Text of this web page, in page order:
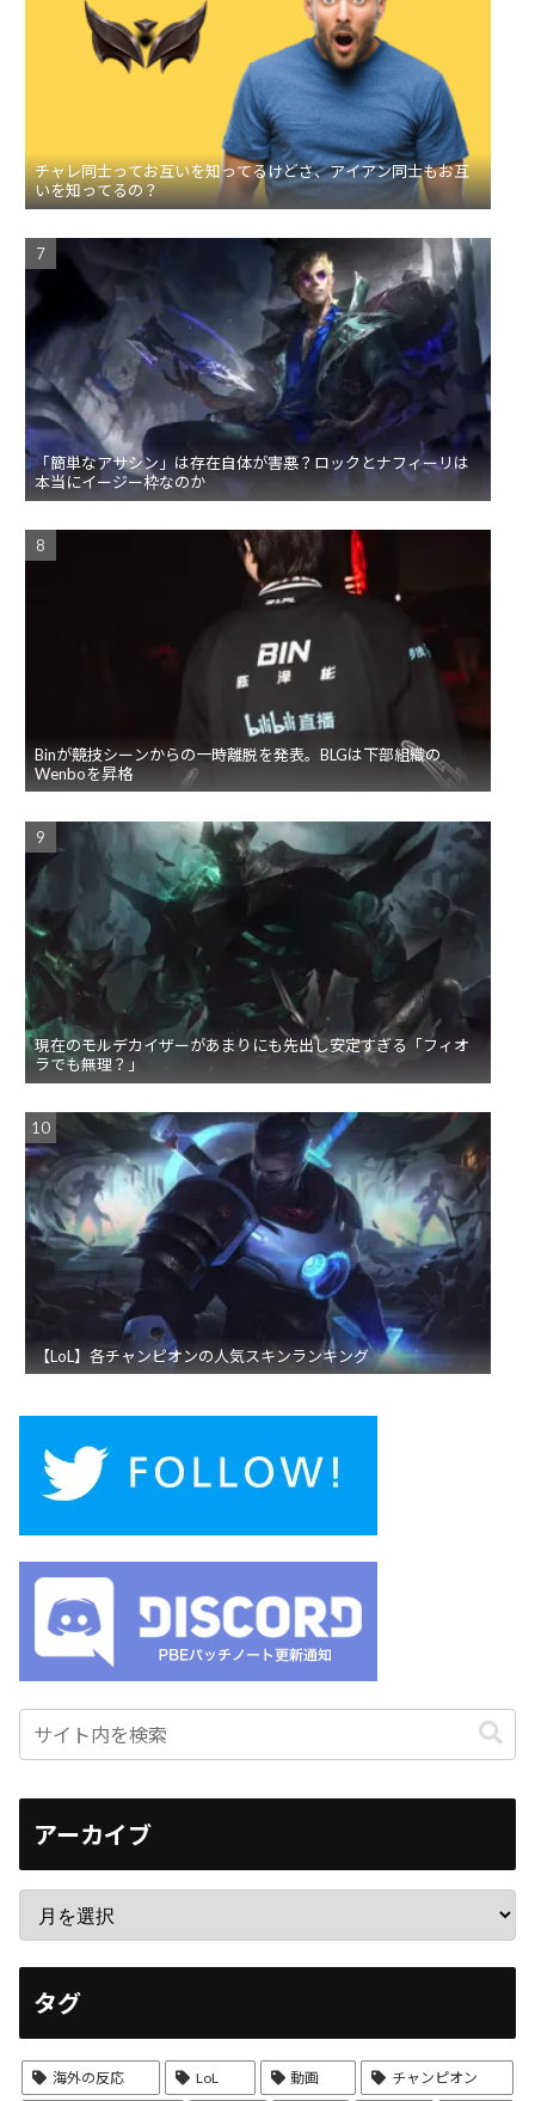
チャレ同士ってお互いを知ってるけどさ、アイアン同士もお互
いを知ってるの？
「簡単なアサシン」は存在自体が害悪？ロックとナフィーリは
本当にイージー枠なのか
Binが競技シーンからの一時離脱を発表。BLGは下部組織の
Wenboを昇格
現在のモルデカイザーがあまりにも先出し安定すぎる「フィオ
ラでも無理？」
【LoL】各チャンピオンの人気スキンランキング
アーカイブ
タグ
海外の反応 LoL 動画 チャンピオン